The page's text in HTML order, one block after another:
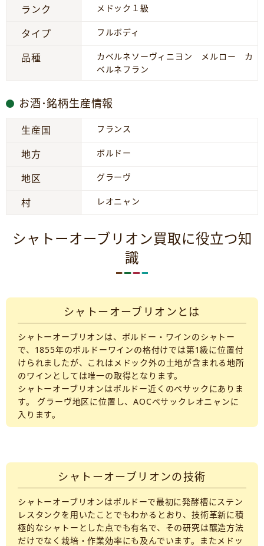
ランク メドック１級
タイプ フルボディ
品種
カベルネソーヴィニヨン メルロー カ
ベルネフラン
お酒･銘柄生産情報
生産国 フランス
地方 ボルドー
地区 グラーヴ
村 レオニャン
シャトーオーブリオン買取に役立つ知
識
シャトーオーブリオンとは
シャトーオーブリオンは、ボルドー・ワインのシャトー
で、1855年のボルドーワインの格付けでは第1級に位置付
けられましたが、これはメドック外の土地が含まれる地所
のワインとしては唯一の取得となります。
シャトーオーブリオンはボルドー近くのペサックにありま
す。 グラーヴ地区に位置し、AOCペサックレオニャンに
入ります。
シャトーオーブリオンの技術
シャトーオーブリオンはボルドーで最初に発酵槽にステン
レスタンクを用いたことでもわかるとおり、技術革新に積
極的なシャトーとした点でも有名で、その研究は醸造方法
だけでなく栽培・作業効率にも及んでいます。またメドッ